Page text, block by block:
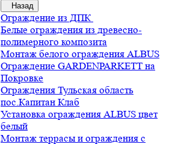
Назад
Ограждение из ДПК
Белые ограждения из древесно-
полимерного композита
Монтаж белого ограждения ALBUS
Ограждение GARDENPARKETT на
Покровке
Ограждения Тульская область
пос.Капитан Клаб
Установка ограждения ALBUS цвет
белый
Монтаж террасы и ограждения с